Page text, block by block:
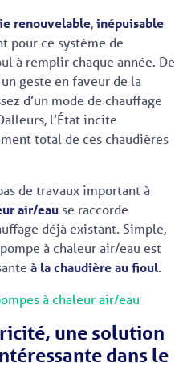
renouvelable,inépuisable
pour ce système de
à remplir chaque année. De
geste en faveur de la
d’un mode de chauffage
l’État incite
total de ces chaudières
de travaux important à
air/eau se raccorde
déjà existant. Simple,
à chaleur air/eau est
à la chaudière au fioul.
à chaleur air/eau
une solution
dans le